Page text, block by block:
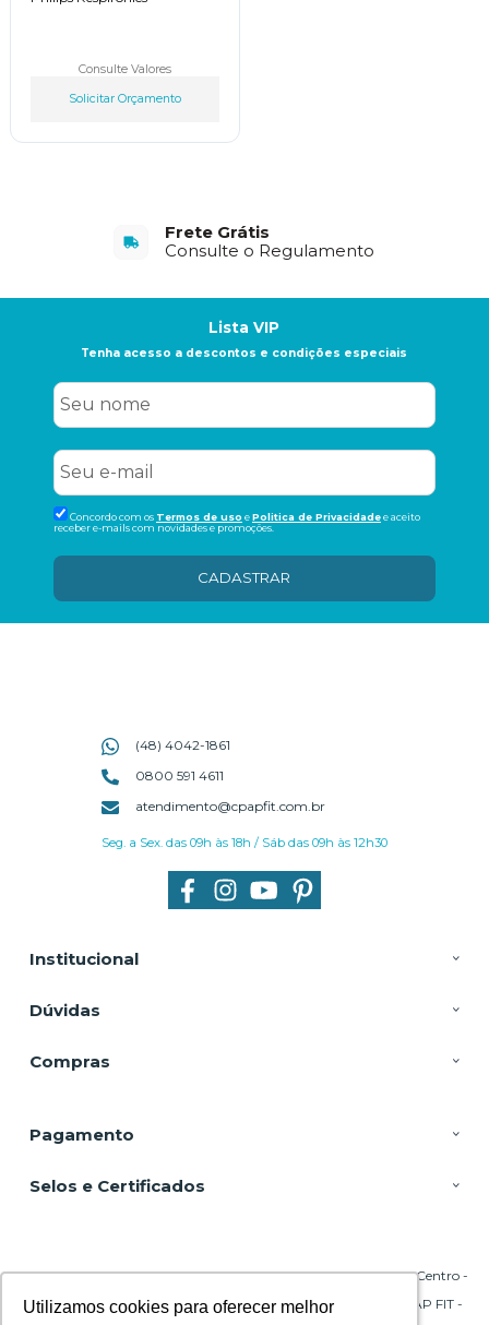
Utilizamos cookies para oferecer melhor
Utilizamos cookies para oferecer melhor
Consulte Valores
Solicitar Orçamento
Frete Grátis
Consulte o Regulamento
Lista VIP
Tenha acesso a descontos e condições especiais
Concordo com os Termos de uso ePolitica de Privacidadee aceito
receber e-mails com novidades e promoções.
CADASTRAR
Institucional
Dúvidas
Compras
(48) 4042-1861
0800 591 4611
atendimento@cpapfit.com.br
Seg. a Sex. das 09h às 18h / Sáb das 09h às 12h30
Pagamento
Selos e Certificados
DSP Equipamentos, Rua Emílio Blum - 131 - Sala 206 Torre A - Centro -
CNPJ: 29.695.217/0001-45 | © Todos os direitos reservados - CPAP FIT -
2026